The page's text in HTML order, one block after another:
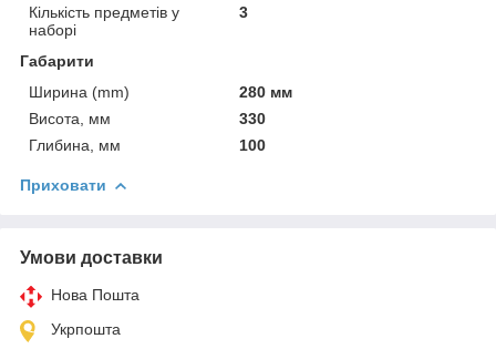
Кількість предметів у
наборі
3
Габарити
Ширина (mm)
280 мм
Висота, мм
330
Глибина, мм
100
Приховати
Умови доставки
Нова Пошта
Укрпошта